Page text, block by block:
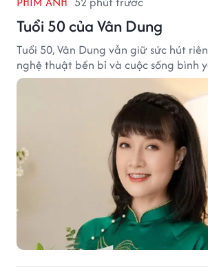
Tuổi 50 của Vân Dung
Tuổi 50, Vân Dung vẫn giữ sức hút
nghệ thuật bền bỉ và cuộc sống bình